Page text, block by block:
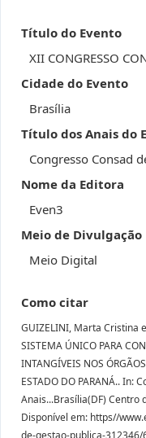
Título do Evento
XII CONGRESSO
Cidade do Evento
Brasília
Título dos Anais do
Congresso Consad
Nome da Editora
Even3
Meio de Divulgação
Meio Digital
Como citar
GUIZELINI, Marta Cristina
SISTEMA ÚNICO PARA
INTANGÍVEIS NOS
ESTADO DO PARANÁ.. In:
Anais...Brasília(DF) Centro
Disponível em: https//
de-gestao-publica-312346/